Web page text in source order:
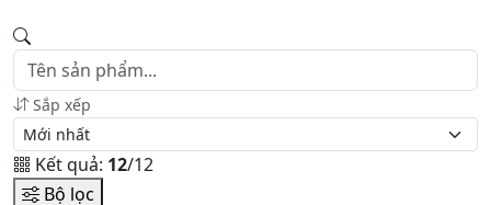
Sắp xếp
Kết quả: 12/12
Bộ lọc